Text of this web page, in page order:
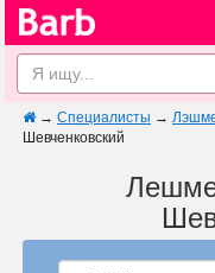
→ Специалисты →
Шевченковский